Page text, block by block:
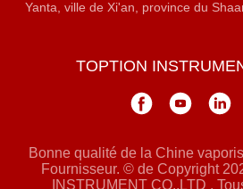
Yanta, ville de Xi'an, province du
TOPTION
Bonne qualité de la Chine
Fournisseur. © de Copyright
INSTRUMENT CO.,LTD .